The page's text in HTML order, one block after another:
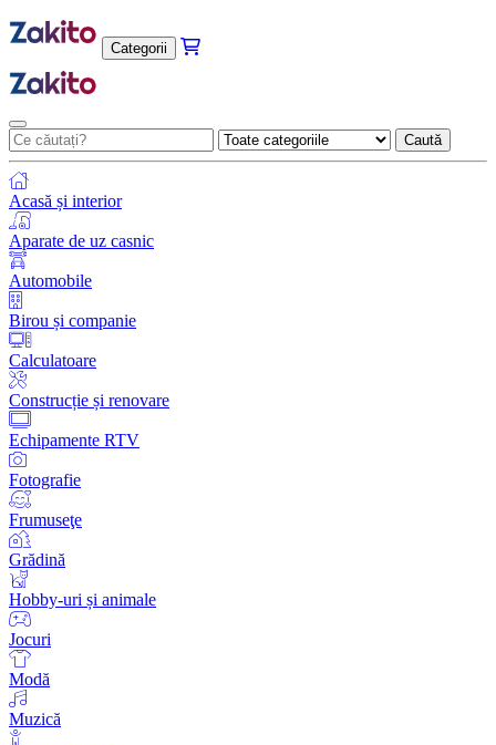
Categorii
Caută
Acasă și interior
Aparate de uz casnic
Automobile
Birou și companie
Calculatoare
Construcție și renovare
Echipamente RTV
Fotografie
Frumuseţe
Grădină
Hobby-uri și animale
Jocuri
Modă
Muzică